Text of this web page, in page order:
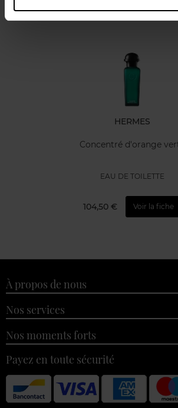
Oublié quelque
HERMES
Concentré d'orange
EAU DE TOILETTE
104,50 € Voir la fiche
À propos de nous
Nos services
Nos moments forts
Payez en toute sécurité